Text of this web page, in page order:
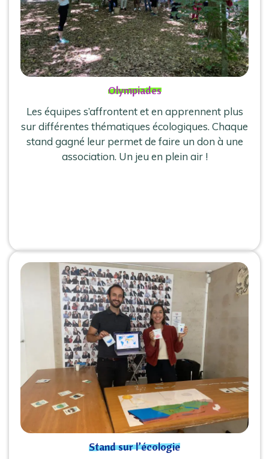
Olympiades
Les équipes s’affrontent et en apprennent plus
sur différentes thématiques écologiques. Chaque
stand gagné leur permet de faire un don à une
association. Un jeu en plein air !
Stand sur l’écologie